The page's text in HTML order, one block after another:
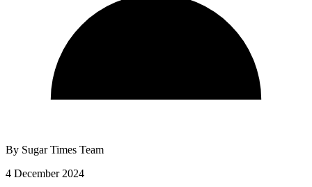
By Sugar Times Team
4 December 2024